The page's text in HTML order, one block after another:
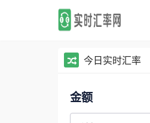
今日实时汇率
金额